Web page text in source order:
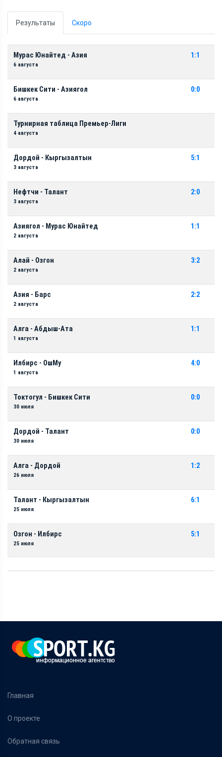
Результаты Скоро
Мурас Юнайтед - Азия
6 августа
1:1
Бишкек Сити - Азиягол
6 августа
0:0
Турнирная таблица Премьер-Лиги
4 августа
Дордой - Кыргызалтын
3 августа
5:1
Нефтчи - Талант
3 августа
2:0
Азиягол - Мурас Юнайтед
2 августа
1:1
Алай - Озгон
2 августа
3:2
Азия - Барс
2 августа
2:2
Алга - Абдыш-Ата
1 августа
1:1
Илбирс - ОшМу
1 августа
4:0
Токтогул - Бишкек Сити
30 июля
0:0
Дордой - Талант
30 июля
0:0
Алга - Дордой
26 июля
1:2
Талант - Кыргызалтын
25 июля
6:1
Озгон - Илбирс
25 июля
5:1
Главная
О проекте
Обратная связь